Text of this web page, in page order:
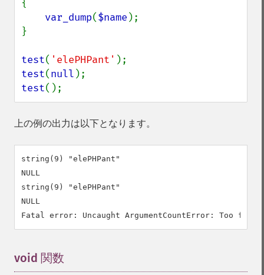
{
var_dump($name );
}
test( 'elePHPant'
test(null
test();
上の例の出力は以下となります。
string(9) "elePHPant"
NULL
string(9) "elePHPant"
NULL
void 関数